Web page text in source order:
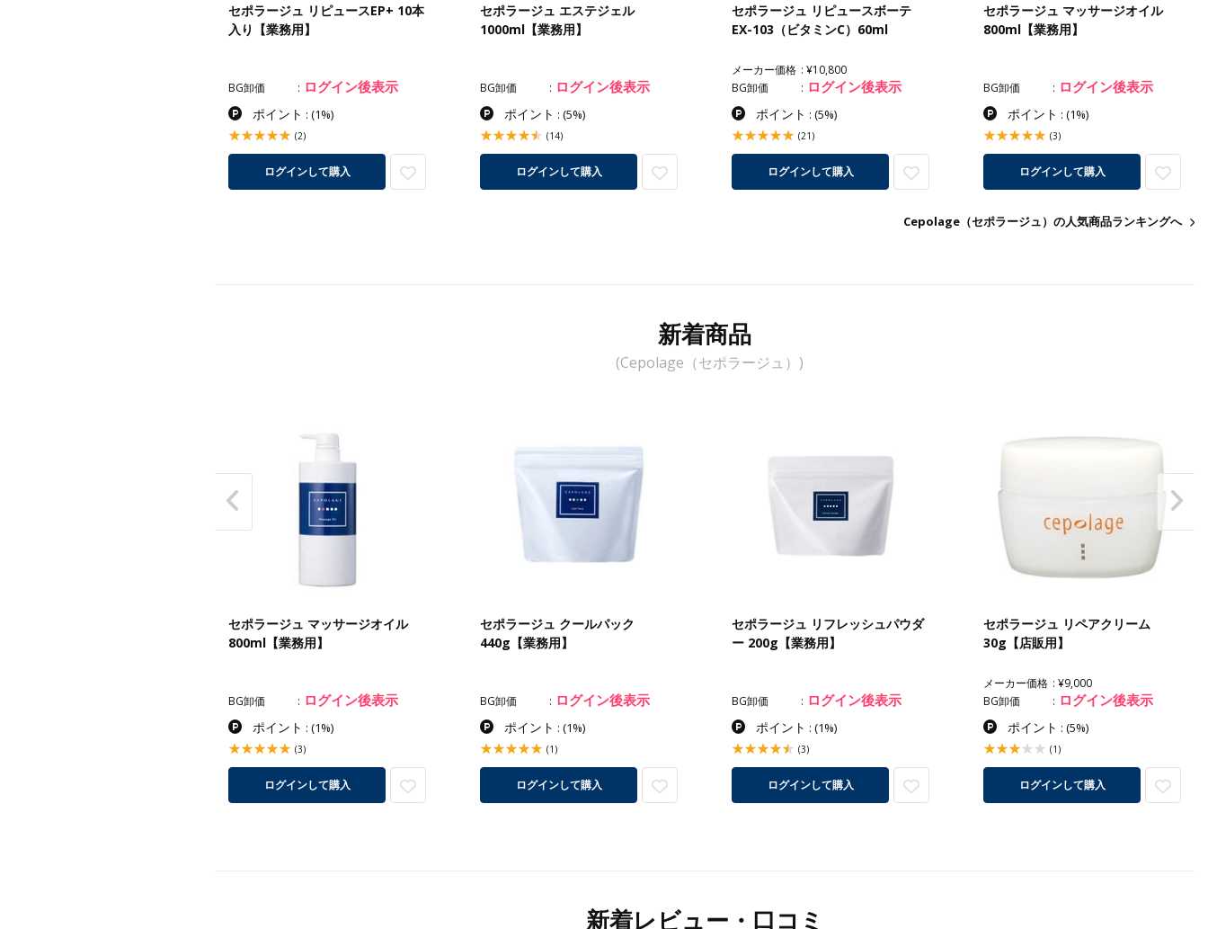
セポラージュ リピュースEP+ 10本
入り【業務用】
BG卸価 ログイン後表示
ポイント : (1%)
(2)
ログインして購入
セポラージュ エステジェル
1000ml【業務用】
BG卸価 ログイン後表示
ポイント : (5%)
(14)
ログインして購入
セポラージュ リピュースボーテ
EX-103（ビタミンC）60ml
メーカー価格
¥10,800
BG卸価
ログイン後表示
ポイント : (5%)
(21)
ログインして購入
セポラージュ マッサージオイル
800ml【業務用】
BG卸価 ログイン後表示
ポイント : (1%)
(3)
ログインして購入
Cepolage（セポラージュ）の人気商品ランキングへ
新着商品
(Cepolage（セポラージュ）)
セポラージュ マッサージオイル
800ml【業務用】
BG卸価 ログイン後表示
ポイント : (1%)
(3)
ログインして購入
セポラージュ クールパック
440g【業務用】
BG卸価 ログイン後表示
ポイント : (1%)
(1)
ログインして購入
セポラージュ リフレッシュパウダ
ー 200g【業務用】
BG卸価 ログイン後表示
ポイント : (1%)
(3)
ログインして購入
セポラージュ リペアクリーム
30g【店販用】
メーカー価格
¥9,000
BG卸価
ログイン後表示
ポイント : (5%)
(1)
ログインして購入
新着レビュー・口コミ